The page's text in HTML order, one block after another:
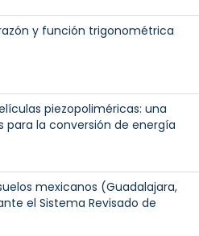
y función trigonométrica
piezopoliméricas: una
la conversión de energía
mexicanos (Guadalajara,
el Sistema Revisado de